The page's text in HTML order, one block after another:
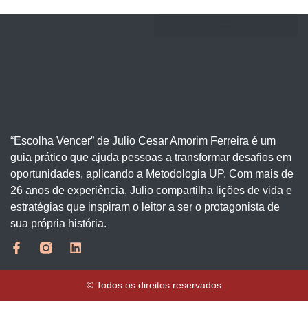
“Escolha Vencer” de Julio Cesar Amorim Ferreira é um
guia prático que ajuda pessoas a transformar desafios em
oportunidades, aplicando a Metodologia UP. Com mais de
26 anos de experiência, Julio compartilha lições de vida e
estratégias que inspiram o leitor a ser o protagonista de
sua própria história.
© Todos os direitos reservados